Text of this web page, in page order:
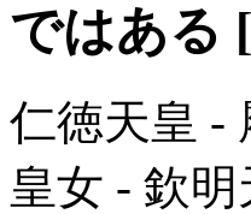
ではある
仁徳天皇 -
皇女 - 欽明